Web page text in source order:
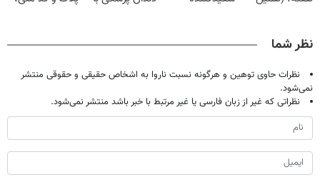
نظر شما
نظرات حاوی توهین و هرگونه نسبت ناروا به اشخاص حقیقی و حقوقی منتشر
نمی‌شود.
نظراتی که غیر از زبان فارسی یا غیر مرتبط با خبر باشد منتشر نمی‌شود.